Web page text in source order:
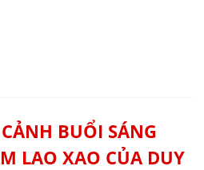
BUỔI SÁNG
LAO XAO CỦA DUY